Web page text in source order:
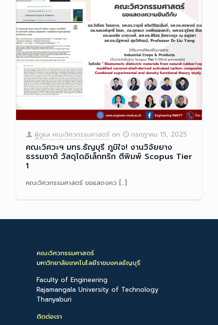
ผู้ดูแล คณะวิศวกรรมศาสตร์ on กรกฎาคม 15, 2025
คณะวิศวะฯ มทร.ธัญบุรี ภูมิใจ! งานวิจัยยาง
ธรรมชาติ วัสดุไดอิเล็กทริก ตีพิมพ์ Scopus Tier
1
คณะวิศวกรรมศาสตร์ ขอแสดงคว […]
คณะวิศวกรรมศาสตร์
มหาวิทยาลัยเทคโนโลยีราชมงคลธัญบุรี
Faculty of Engineering
Rajamangala University of Technology
Thanyaburi
ติดต่อเรา